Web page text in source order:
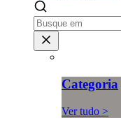
Categoria
Ver tudo >